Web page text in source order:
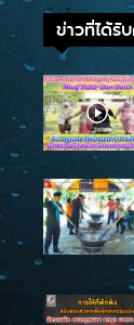
ข่าวที่ได้รั